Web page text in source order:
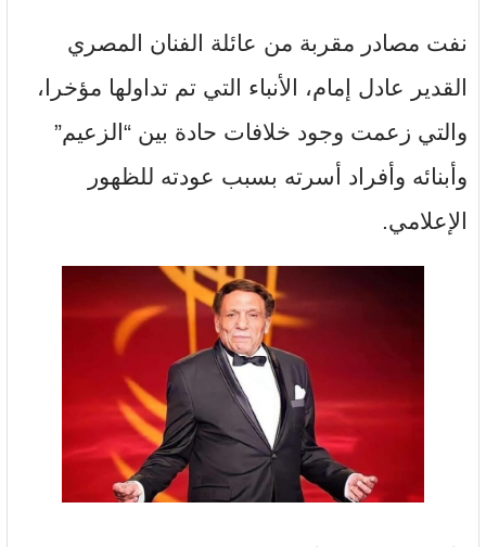
نفت مصادر مقربة من عائلة الفنان المصري
القدير عادل إمام، الأنباء التي تم تداولها مؤخرا،
والتي زعمت وجود خلافات حادة بين “الزعيم”
وأبنائه وأفراد أسرته بسبب عودته للظهور
الإعلامي.